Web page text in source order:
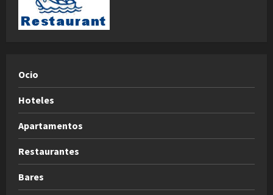
Ocio
Hoteles
Apartamentos
Restaurantes
Bares